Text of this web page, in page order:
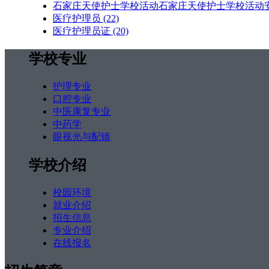
石家庄天使护士学校活动石家庄天使护士学校活动
医疗护理员 (22)
医疗护理员证 (20)
学校专业
护理专业
口腔专业
中医康复专业
中药学
眼视光与配镜
学校介绍
校园环境
就业介绍
招生信息
专业介绍
在线报名